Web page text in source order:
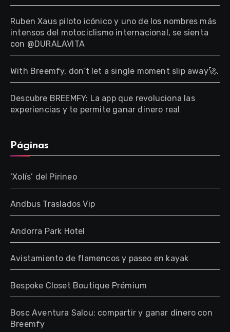
Ruben Xaus piloto icónico y uno de los nombres más
intensos del motociclismo internacional, se sienta
con @DURALAVITA
With Breemfy, don’t let a single moment slip away🚀.
Descubre BREEMFY: La app que revoluciona las
experiencias y te permite ganar dinero real
Páginas
‘Xolís’ del Pirineo
Andbus Traslados Vip
Andorra Park Hotel
Avistamiento de flamencos y paseo en kayak
Bespoke Closet Boutique Prémium
Bosc Aventura Salou: compartir y ganar dinero con
Breemfy